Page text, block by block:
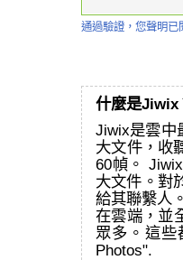
通過驗證，您聲明已
什麼是Jiwix
Jiwix是雲中
大文件，收
60幀。
大文件。對
給其聯繫人
在雲端，並
眾多。這些
Photos".